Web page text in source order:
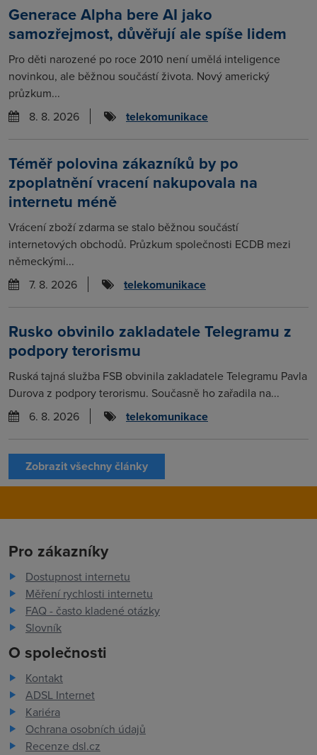
Generace Alpha bere AI jako
samozřejmost, důvěřují ale spíše lidem
Pro děti narozené po roce 2010 není umělá inteligence
novinkou, ale běžnou součástí života. Nový americký
průzkum...
8. 8. 2026
telekomunikace
Téměř polovina zákazníků by po
zpoplatnění vracení nakupovala na
internetu méně
Vrácení zboží zdarma se stalo běžnou součástí
internetových obchodů. Průzkum společnosti ECDB mezi
německými...
7. 8. 2026
telekomunikace
Rusko obvinilo zakladatele Telegramu z
podpory terorismu
Ruská tajná služba FSB obvinila zakladatele Telegramu Pavla
Durova z podpory terorismu. Současně ho zařadila na...
6. 8. 2026
telekomunikace
Zobrazit všechny články
Pro zákazníky
Dostupnost internetu
Měření rychlosti internetu
FAQ - často kladené otázky
Slovník
O společnosti
Kontakt
ADSL Internet
Kariéra
Ochrana osobních údajů
Recenze dsl.cz